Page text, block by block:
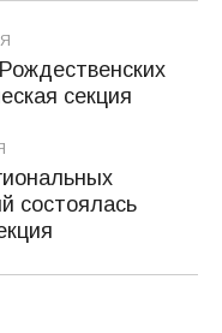
секция
состоялась